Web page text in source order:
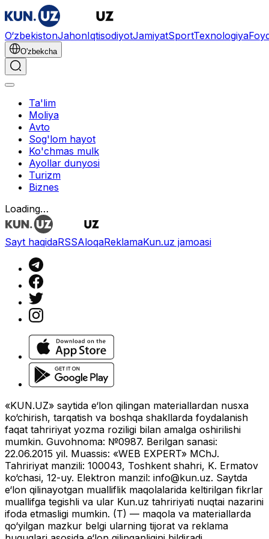
O‘zbekistonJahonIqtisodiyotJamiyatSportTexnologiya
O'zbekcha
Ta'lim
Moliya
Avto
Sog'lom hayot
Ko'chmas mulk
Ayollar dunyosi
Turizm
Biznes
Loading…
Sayt haqidaRSSAloqaReklamaKun.uz jamoasi
«KUN.UZ» saytida e‘lon qilingan materiallardan nusxa
ko‘chirish, tarqatish va boshqa shakllarda foydalanish
faqat tahririyat yozma roziligi bilan amalga oshirilishi
mumkin. Guvohnoma: №0987. Berilgan sanasi:
22.06.2015 yil. Muassis: «WEB EXPERT» MChJ.
Tahririyat manzili: 100043, Toshkent shahri, K. Ermatov
ko‘chasi, 12-uy. Elektron manzil: info@kun.uz. Saytda
e‘lon qilinayotgan mualliflik maqolalarida keltirilgan fikrlar
muallifga tegishli va ular Kun.uz tahririyati nuqtai nazarini
ifoda etmasligi mumkin. (T) — maqola va materiallarda
qo‘yilgan mazkur belgi ularning tijorat va reklama